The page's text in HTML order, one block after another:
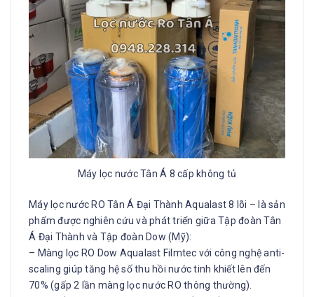
Máy lọc nước Tân Á 8 cấp không tủ
Máy lọc nước RO Tân Á Đại Thành Aqualast 8 lõi – là sản
phẩm được nghiên cứu và phát triển giữa Tập đoàn Tân
Á Đại Thành và Tập đoàn Dow (Mỹ):
– Màng lọc RO Dow Aqualast Filmtec với công nghệ anti-
scaling giúp tăng hệ số thu hồi nước tinh khiết lên đến
70% (gấp 2 lần màng lọc nước RO thông thường).